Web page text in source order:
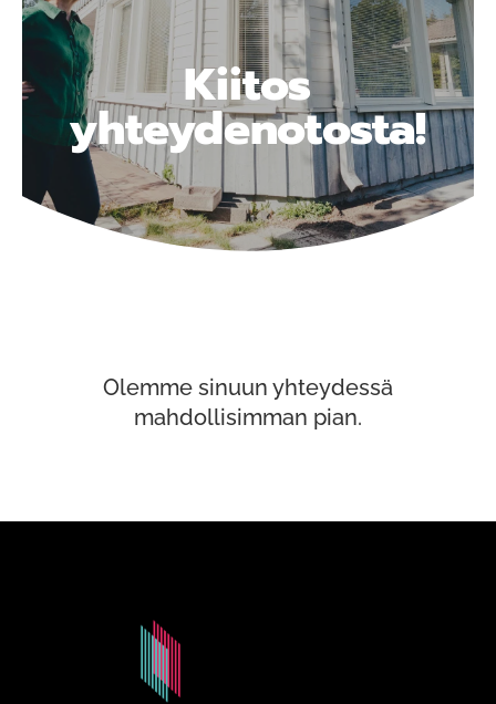
Kiitos
yhteydenotosta!
Olemme sinuun yhteydessä
mahdollisimman pian.